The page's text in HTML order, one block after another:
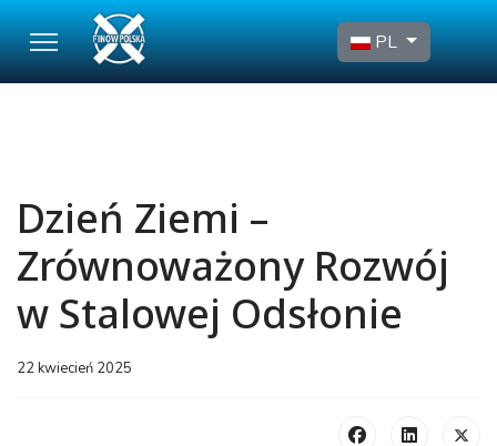
Wybierz swój język
PL
Dzień Ziemi –
Zrównoważony Rozwój
w Stalowej Odsłonie
22 kwiecień 2025